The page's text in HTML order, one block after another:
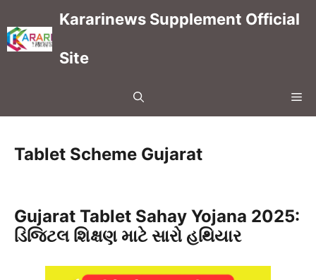
content
Kararinews Supplement Official
Site
Tablet Scheme Gujarat
Gujarat Tablet Sahay Yojana 2025:
ડિજિટલ શિક્ષણ માટે સારો હથિયાર